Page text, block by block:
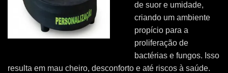
de suor e umidade,
criando um ambiente
propício para a
proliferação de
bactérias e fungos. Isso
resulta em mau cheiro, desconforto e até riscos à saúde.